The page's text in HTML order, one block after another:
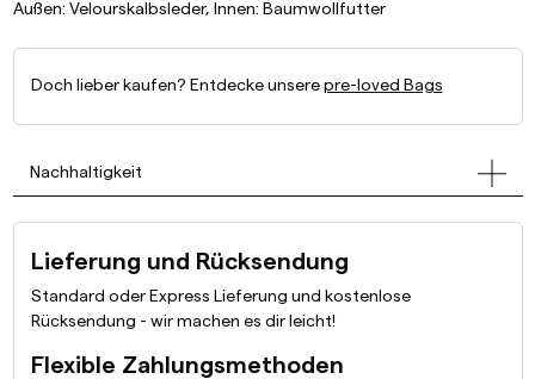
Außen: Velourskalbsleder, Innen: Baumwollfutter
Doch lieber kaufen? Entdecke unsere pre-loved Bags
Nachhaltigkeit
Lieferung und Rücksendung
Standard oder Express Lieferung und kostenlose
Rücksendung - wir machen es dir leicht!
Flexible Zahlungsmethoden